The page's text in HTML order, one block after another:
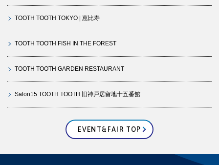
TOOTH TOOTH TOKYO | 恵比寿
TOOTH TOOTH FISH IN THE FOREST
TOOTH TOOTH GARDEN RESTAURANT
Salon15 TOOTH TOOTH 旧神戸居留地十五番館
EVENT&FAIR TOP